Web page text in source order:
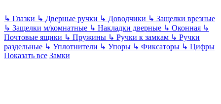
↳ Глазки ↳ Дверные ручки ↳ Доводчики ↳ Защелки врезные
↳ Защелки м/комнатные ↳ Накладки дверные ↳ Оконная ↳
Почтовые ящики ↳ Пружины ↳ Ручки к замкам ↳ Ручки
раздельные ↳ Уплотнители ↳ Упоры ↳ Фиксаторы ↳ Цифры
Показать все Замки